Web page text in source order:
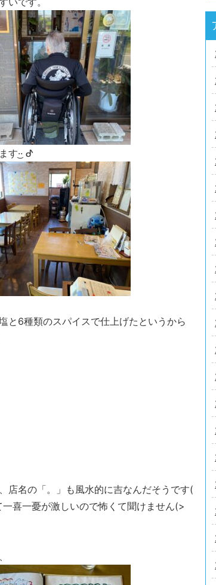
す·͜· ︎︎ᕷ
と6種類のスパイスで仕上げたというから
店名の「。」も風水的に吉なんだそうです(
喜一憂が激しいので怖くて聞けません(>